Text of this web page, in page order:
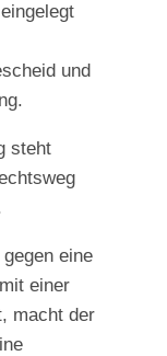
und
steht
eine
einer
macht der